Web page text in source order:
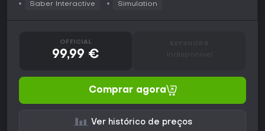
Saber Interactive Simulation
OFFICIAL
99,99 € Indisponível
Comprar agora
Ver histórico de preços